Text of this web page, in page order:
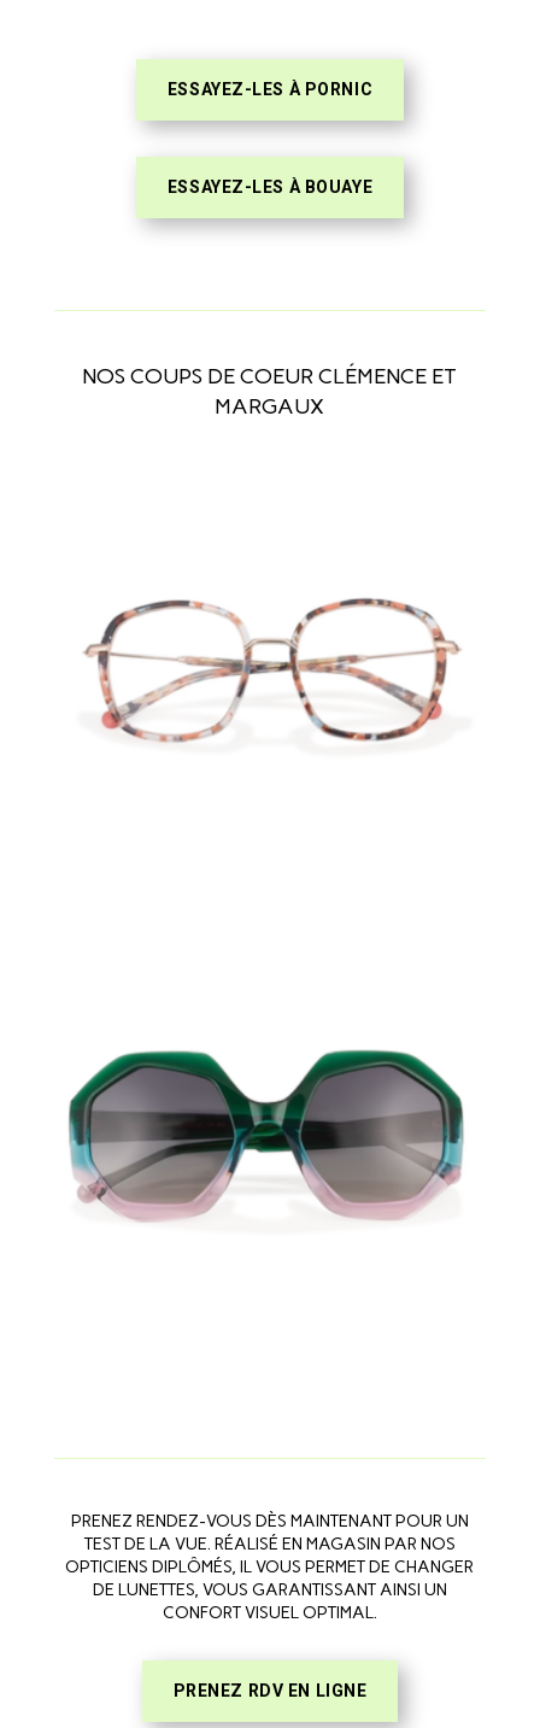
ESSAYEZ-LES À PORNIC
ESSAYEZ-LES À BOUAYE
NOS COUPS DE COEUR CLÉMENCE ET
MARGAUX
PRENEZ RENDEZ-VOUS DÈS MAINTENANT POUR UN
TEST DE LA VUE. RÉALISÉ EN MAGASIN PAR NOS
OPTICIENS DIPLÔMÉS, IL VOUS PERMET DE CHANGER
DE LUNETTES, VOUS GARANTISSANT AINSI UN
CONFORT VISUEL OPTIMAL.
PRENEZ RDV EN LIGNE